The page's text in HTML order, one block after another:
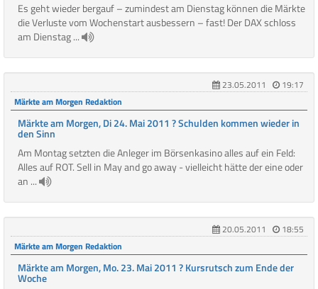
Es geht wieder bergauf – zumindest am Dienstag können die Märkte
die Verluste vom Wochenstart ausbessern – fast! Der DAX schloss
am Dienstag ...
23.05.2011
19:17
Märkte am Morgen Redaktion
Märkte am Morgen, Di 24. Mai 2011 ? Schulden kommen wieder in
den Sinn
Am Montag setzten die Anleger im Börsenkasino alles auf ein Feld:
Alles auf ROT. Sell in May and go away - vielleicht hätte der eine oder
an ...
20.05.2011
18:55
Märkte am Morgen Redaktion
Märkte am Morgen, Mo. 23. Mai 2011 ? Kursrutsch zum Ende der
Woche